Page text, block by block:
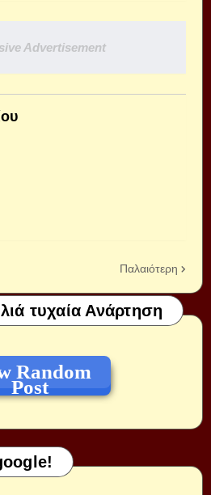
Advertisement
Παλαιότερη
τυχαία Ανάρτηση
Random
Post